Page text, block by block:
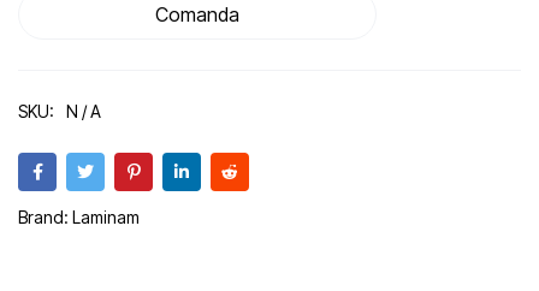
Comanda
SKU: N / A
Brand: Laminam